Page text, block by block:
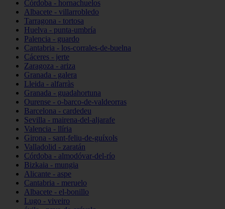
Córdoba - hornachuelos
Albacete - villarrobledo
Tarragona - tortosa
Huelva - punta-umbría
Palencia - guardo
Cantabria - los-corrales-de-buelna
Cáceres - jerte
Zaragoza - ariza
Granada - galera
Lleida - alfarràs
Granada - guadahortuna
Ourense - o-barco-de-valdeorras
Barcelona - cardedeu
Sevilla - mairena-del-aljarafe
Valencia - llíria
Girona - sant-feliu-de-guíxols
Valladolid - zaratán
Córdoba - almodóvar-del-río
Bizkaia - mungia
Alicante - aspe
Cantabria - meruelo
Albacete - el-bonillo
Lugo - viveiro